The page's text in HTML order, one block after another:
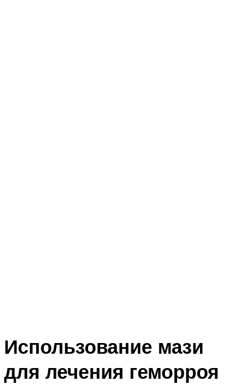
Использование мази
для лечения геморроя